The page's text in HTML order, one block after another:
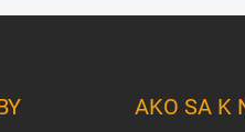
AKO SA K